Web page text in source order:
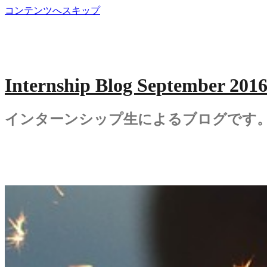
コンテンツへスキップ
Internship Blog September 2016
インターンシップ生によるブログです